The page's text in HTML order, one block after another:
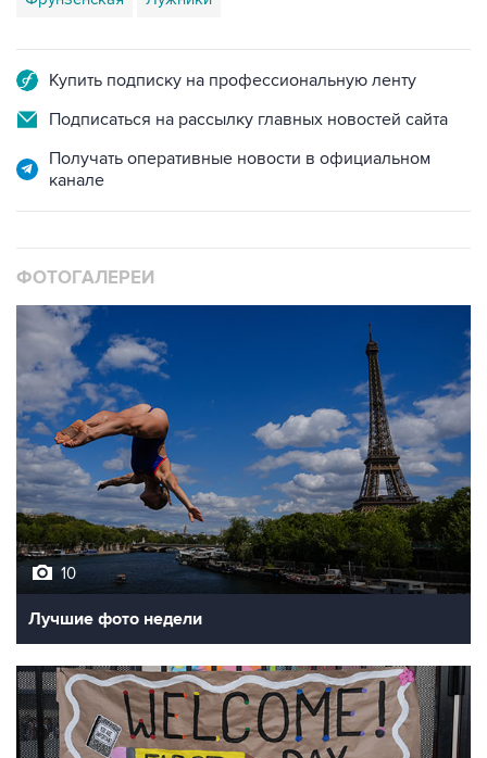
Купить подписку на профессиональную ленту
Подписаться на рассылку главных новостей сайта
Получать оперативные новости в официальном
канале
ФОТОГАЛЕРЕИ
10
Лучшие фото недели